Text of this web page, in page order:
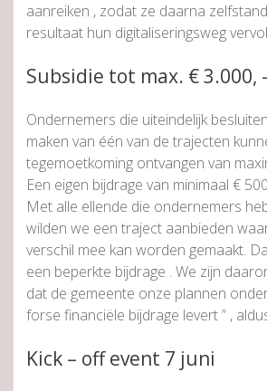
aanreiken , zodat ze daarna
resultaat hun digitaliseringsweg
Subsidie tot max. € 3.000,
Ondernemers die uiteindelijk
maken van één van de trajecten
tegemoetkoming ontvangen van
Een eigen bijdrage van minimaal €
Met alle ellende die ondernemers
wilden we een traject aanbieden
verschil mee kan worden gemaakt.
een beperkte bijdrage . We zijn
dat de gemeente onze plannen
forse financiële bijdrage levert ” ,
Kick – off event 7 juni